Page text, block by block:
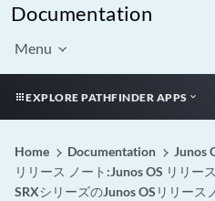
Documentation
Menu
EXPLORE PATHFINDER APPS
Home Documentation
Junos
リリース ノート:Junos OS リリー
SRXシリーズのJunos OSリリース